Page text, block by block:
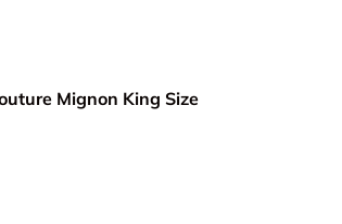
Mignon King Size